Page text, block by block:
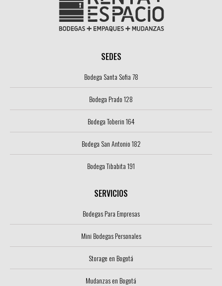
SEDES
Bodega Santa Sofia 78
Bodega Prado 128
Bodega Toberin 164
Bodega San Antonio 182
Bodega Tibabita 191
SERVICIOS
Bodegas Para Empresas
Mini Bodegas Personales
Storage en Bogotá
Mudanzas en Bogotá